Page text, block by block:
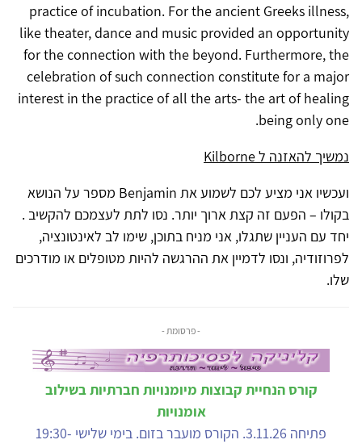
practice of incubation. For the ancient Greeks illness,
like theater, dance and music provided an opportunity
for the connection with the beyond. Furthermore, the
celebration of such connection constitute for a major
interest in the practice of all the arts- the art of healing
being only one.
נמשיך להאזנה ל Kilborne
ועכשיו אני מציע לכם לשמוע את Benjamin מספר על הנושא
בקולו – הפעם זה קצת ארוך יותר. נסו לתת לעצמכם להקשיב .
יחד עם העניין שתגלו, אני מניח בתוכן, שימו לב לאינטונציה,
לפרוזודיה, ונסו לדמיין את ההרגשה להיות מטופלים או מודרכים
שלו.
- פרסומת -
קורס הנחיית קבוצות מיומנויות חברתיות בשילוב
אומנויות
פתיחה 3.11.26. הקורס מועבר בזום. בימי שלישי 19:30-